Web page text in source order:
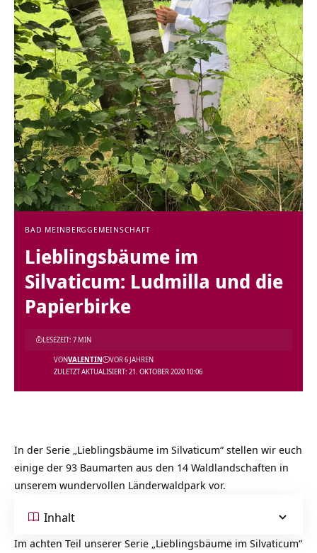
BAD MEINBERGGEMEINSCHAFT
Lieblingsbäume im
Silvaticum: Ludmilla und die
Papierbirke
ZULETZT AKTUALISIERT: 21. OKTOBER 2020 10:06
VONVALENTIN VOR 6 JAHREN
LESEZEIT: 7 MIN
In der Serie „Lieblingsbäume im Silvaticum“ stellen wir euch
einige der 93 Baumarten aus den 14 Waldlandschaften in
unserem wundervollen Länderwaldpark vor.
Inhalt
Im achten Teil unserer Serie „Lieblingsbäume im Silvaticum“